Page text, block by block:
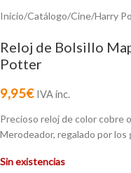
Inicio/Catálogo/Cine/Harry
Reloj de Bolsillo
Potter
9,95€ IVA inc.
Precioso reloj de color cobre
Merodeador, regalado por
Sin existencias